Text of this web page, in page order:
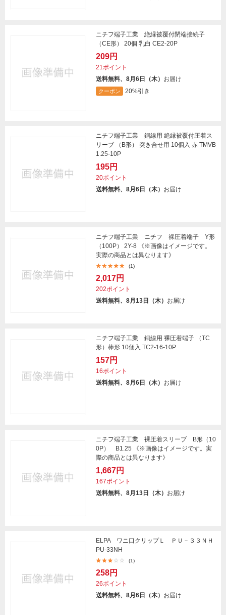
ニチフ端子工業 絶縁被覆付閉端接続子
（CE形） 20個 乳白 CE2-20P
209円
21ポイント
送料無料、8月6日（木） お届け
クーポン 20%引き
ニチフ端子工業 銅線用 絶縁被覆付圧着ス
リーブ （B形） 突き合せ用 10個入 赤 TMVB
1.25-10P
195円
20ポイント
送料無料、8月6日（木） お届け
ニチフ端子工業 ニチフ 裸圧着端子 Y形
（100P） 2Y-8 《※画像はイメージです。
実際の商品とは異なります》
(1)
2,017円
202ポイント
送料無料、8月13日（木） お届け
ニチフ端子工業 銅線用 裸圧着端子 （TC
形）棒形 10個入 TC2-16-10P
157円
16ポイント
送料無料、8月6日（木） お届け
ニチフ端子工業 裸圧着スリーブ B形（10
0P） B1.25 《※画像はイメージです。実
際の商品とは異なります》
1,667円
167ポイント
送料無料、8月13日（木） お届け
ELPA ワニ口クリップＬ ＰＵ－３３ＮＨ
PU-33NH
(1)
258円
26ポイント
送料無料、8月6日（木） お届け